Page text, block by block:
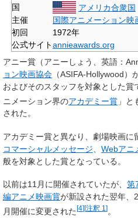
国
アメリカ合衆国
主催
国際アニメーション映
初回
1972年
公式サイトannieawards .org
アニー賞 （アニーしょう、英語：
ョン映画協会 （ASIFA-Hollywood
およびそのスタッフを対象とした賞
ニメーション界のアカデミー賞 」と
された。
アカデミー賞と異なり、劇場映画に
コマーシャルメッセージ
Webアニ
般を対象とした賞となっている。
以前は11月に開催されていたが、 第
編アニメ映画賞が新設された翌年、
月開催に変更された [4][注釈 1 ] 。